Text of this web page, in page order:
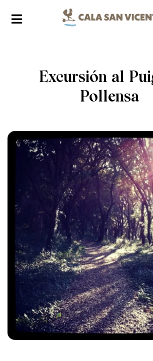
Excursión al
Pollensa